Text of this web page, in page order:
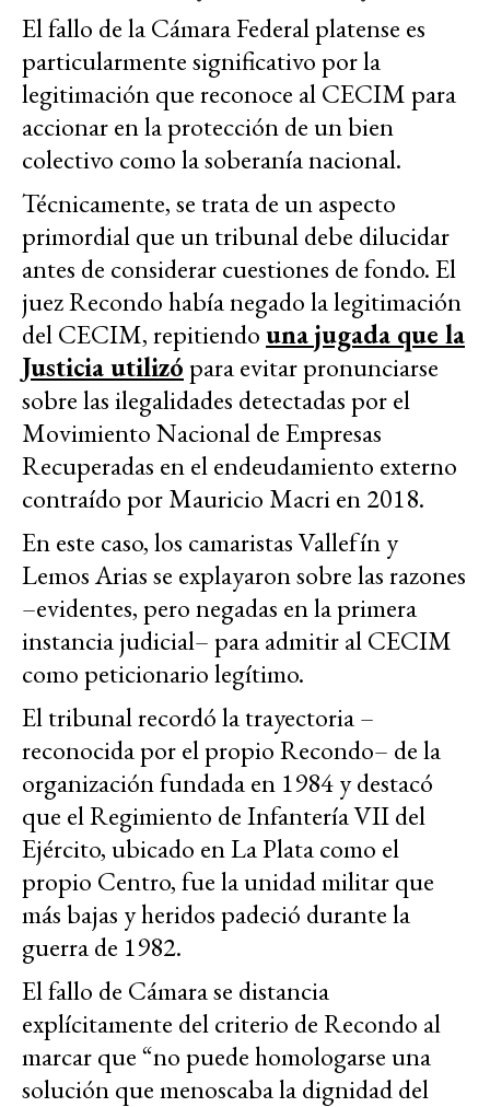
El fallo de la Cámara Federal platense es
particularmente significativo por la
legitimación que reconoce al CECIM para
accionar en la protección de un bien
colectivo como la soberanía nacional.
Técnicamente, se trata de un aspecto
primordial que un tribunal debe dilucidar
antes de considerar cuestiones de fondo. El
juez Recondo había negado la legitimación
del CECIM, repitiendouna jugada que la
Justicia utilizó para evitar pronunciarse
sobre las ilegalidades detectadas por el
Movimiento Nacional de Empresas
Recuperadas en el endeudamiento externo
contraído por Mauricio Macri en 2018.
En este caso, los camaristas Vallefín y
Lemos Arias se explayaron sobre las razones
–evidentes, pero negadas en la primera
instancia judicial– para admitir al CECIM
como peticionario legítimo.
El tribunal recordó la trayectoria –
reconocida por el propio Recondo– de la
organización fundada en 1984 y destacó
que el Regimiento de Infantería VII del
Ejército, ubicado en La Plata como el
propio Centro, fue la unidad militar que
más bajas y heridos padeció durante la
guerra de 1982.
El fallo de Cámara se distancia
explícitamente del criterio de Recondo al
marcar que “no puede homologarse una
solución que menoscaba la dignidad del